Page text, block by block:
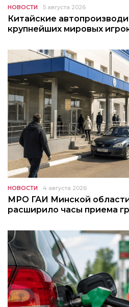
НОВОСТИ 5 августа 2026
Китайские
крупнейших мировых
НОВОСТИ 4 августа 2026
МРО ГАИ Минской
расширило часы приема